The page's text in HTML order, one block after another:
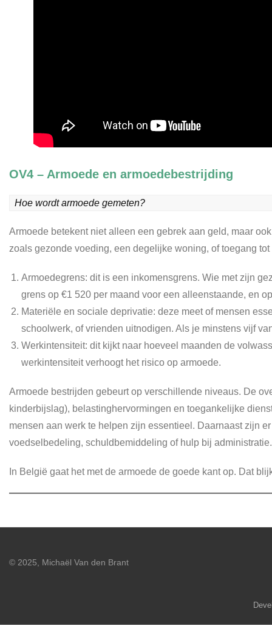
OV4 – Armoede en armoedebestrijding
Hoe wordt armoede gemeten?
Armoede betekent niet alleen een gebrek aan geld, maar
zoals gezonde voeding, een degelijke woning, of toegang
Armoedegrens: dit is een inkomensgrens. Wie met zijn
grens op €1 520 per maand voor een alleenstaande, en
Materiële en sociale deprivatie: deze meet of mensen
schoolwerk, of vrienden uitnodigen. Als je minstens vijf
Werkintensiteit: dit kijkt naar hoeveel maanden de
werkintensiteit verhoogt het risico op armoede.
Armoede bestrijden gebeurt op verschillende niveaus. De
kinderbijslag), belastinghervormingen en toegankelijke
mensen aan werk te helpen zijn essentieel. Daarnaast zijn
voedselbedeling, schuldbemiddeling of hulp bij administratie.
In België gaat het met de armoede de goede kant op. Dat
© 2025, Michaël Van den Brant